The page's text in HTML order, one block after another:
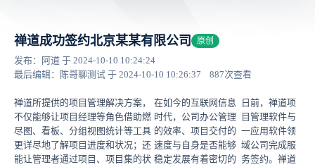
禅道成功签约北京某某有限公司 原创
发布：阿道 于 2024-10-10 10:24:24
最后编辑：陈哥聊测试 于 2024-10-10 10:26:37
887次查看
日前，禅道项
目管理软件与
一应用软件领
域公司完成服
务签约。禅道
在如今的互联网信息
时代，公司办公管理
的效率、项目交付的
速度与自身是否能够
稳定发展有着密切的
禅道所提供的项目管理解决方案，
不仅能够让项目经理等角色借助燃
尽图、看板、分组视图统计等工具
更详尽地了解项目进度和状况；还
能让管理者通过项目、项目集的状